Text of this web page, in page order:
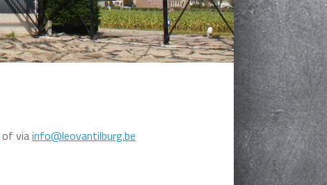
of viainfo@leovantilburg.be